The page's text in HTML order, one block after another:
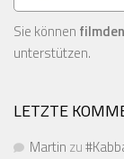
Sie können
unterstützen.
LETZTE
Martin zu